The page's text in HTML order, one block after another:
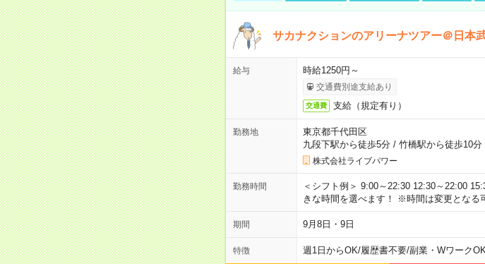
サカナクションのアリーナツアー＠日本
給与 時給1250円～
交通費別途支給あり
交通費 支給（規定有り）
勤務地
東京都千代田区
九段下駅から徒歩5分/ 竹橋駅から徒歩10分
株式会社ライブパワー
勤務時間
＜シフト例＞ 9:00～22:30 12:30～22:00
きな時間を選べます！ ※時間は変更となる
期間 9月8日・9日
特徴 週1日からOK/履歴書不要/副業・WワークOK